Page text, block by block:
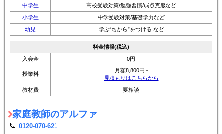
中学生
高校受験対策/勉強習慣/弱点克服など
小学生
中学受験対策/基礎学力など
幼児
学ぶ“ちから”をつける など
料金情報(税込)
入会金
0円
授業料
月額8,800円~
見積もりはこちらから
教材費
要相談
家庭教師のアルファ
0120-070-621